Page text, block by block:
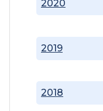
2018
2019
2020